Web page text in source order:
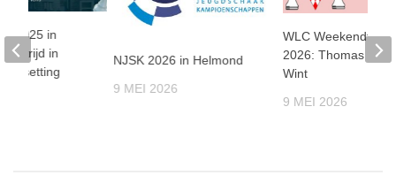
NJSK 2026 in Helmond
9 MEI 2026
WLC
2026: Thomas
Wint
9 MEI 2026
2025 in
in
setting